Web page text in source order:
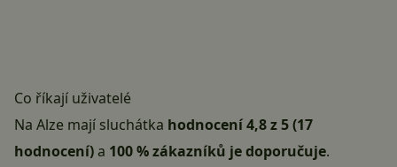
Co říkají uživatelé
Na Alze mají sluchátka hodnocení 4,8 z 5 (17
hodnocení)a 100 % zákazníků je doporučuje.